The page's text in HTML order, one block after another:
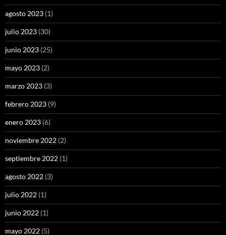
agosto 2023 (1)
julio 2023 (30)
junio 2023 (25)
mayo 2023 (2)
marzo 2023 (3)
febrero 2023 (9)
enero 2023 (6)
noviembre 2022 (2)
septiembre 2022 (1)
agosto 2022 (3)
julio 2022 (1)
junio 2022 (1)
mayo 2022 (5)